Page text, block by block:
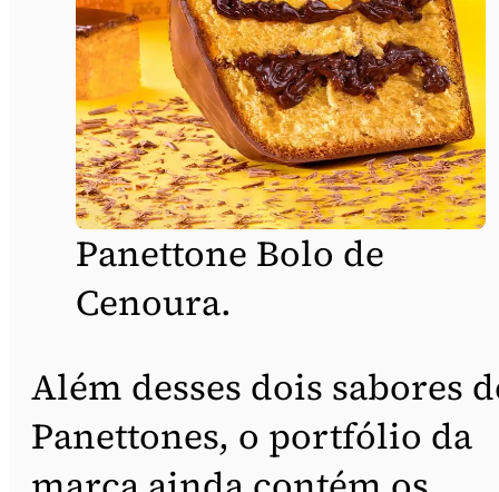
Panettone Bolo de
Cenoura.
Além desses dois sabores
Panettones, o portfólio da